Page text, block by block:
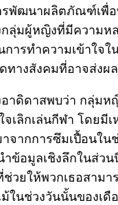
รพัฒนาผลิตภัณฑ์เพื่
ลุ่มผู้หญิงที่มีความห
การทำความเข้าใจ
ทางสังคมที่อาจส่งผ
าดิดาสพบว่า กลุ่มห
เลิกเล่นกีฬา โดยมี
จากการซึมเปื้อนใน
ำข้อมูลเชิงลึกในส่ว
วยให้พวกเธอสามา
ในช่วงวันนั้นของเดื